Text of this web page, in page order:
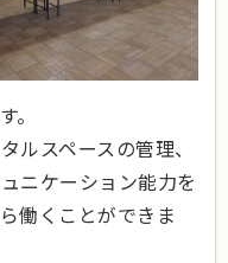
。
ルスペースの管理、
ニケーション能力を
働くことができま